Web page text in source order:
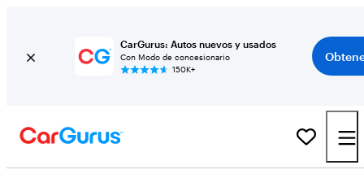
CarGurus: Autos nuevos y usados
Con Modo de concesionario
150K+